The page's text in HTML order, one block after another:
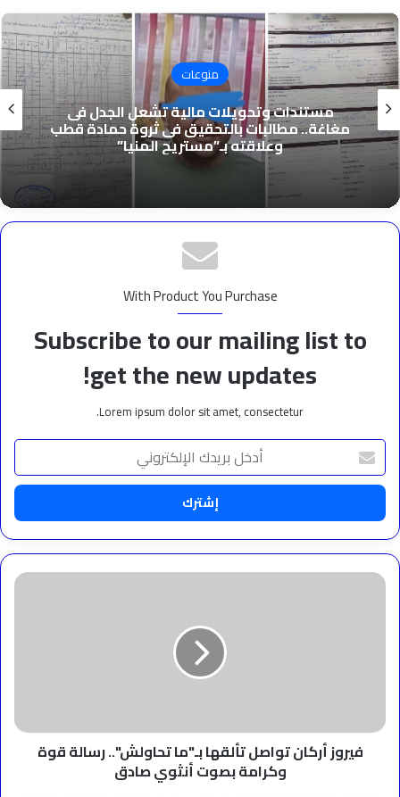
منوعات
أحمد محمد عبدالحميد يُتم برنامج “مداد للتطوير
التربوي” من كلية الإمارات للتطوير التربوي
With Product You Purchase
Subscribe to our mailing list to
get the new updates!
Lorem ipsum dolor sit amet, consectetur.
أدخل
بريدك
الإلكتروني
فيروز
وكرامة
بصوتفيروز أركان تواصل تألقها بـ"ما تحاولش".. رسالة قوة
وكرامة بصوت أنثوي صادق